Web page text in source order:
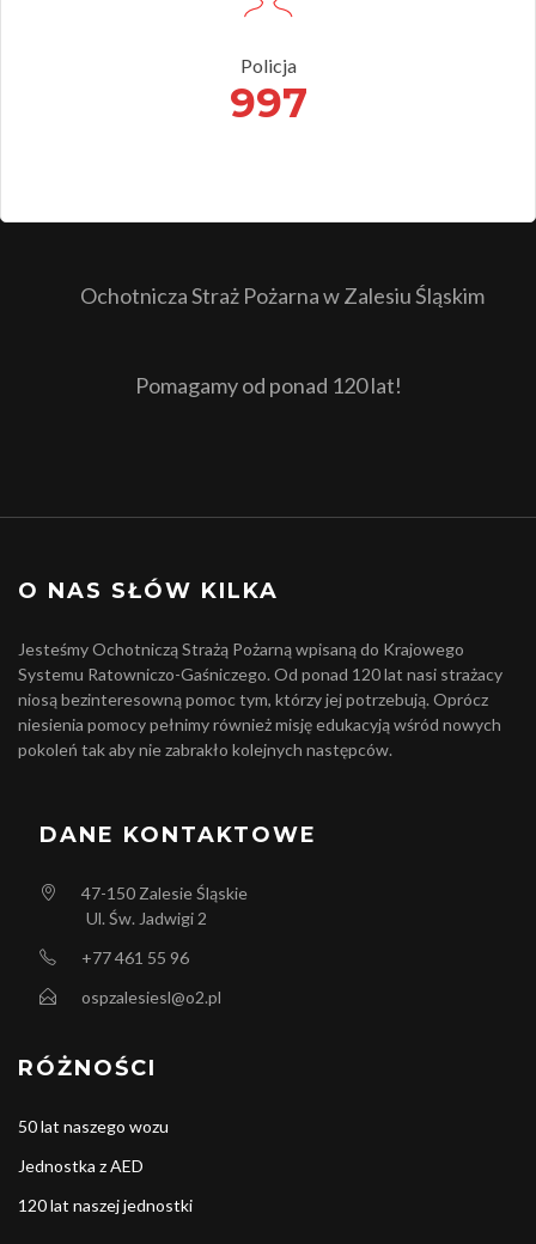
Policja
997
Ochotnicza Straż Pożarna w Zalesiu Śląskim
Pomagamy od ponad 120 lat!
O NAS SŁÓW KILKA
Jesteśmy Ochotniczą Strażą Pożarną wpisaną do Krajowego
Systemu Ratowniczo-Gaśniczego. Od ponad 120 lat nasi strażacy
niosą bezinteresowną pomoc tym, którzy jej potrzebują. Oprócz
niesienia pomocy pełnimy również misję edukacyją wśród nowych
pokoleń tak aby nie zabrakło kolejnych następców.
DANE KONTAKTOWE
47-150 Zalesie Śląskie
Ul. Św. Jadwigi 2
+77 461 55 96
ospzalesiesl@o2.pl
RÓŻNOŚCI
50 lat naszego wozu
Jednostka z AED
120 lat naszej jednostki